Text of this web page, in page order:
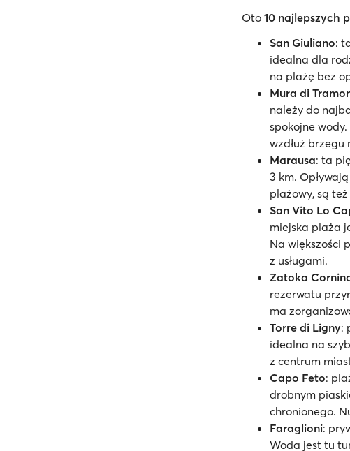
Oto 10 najlepszych
San Giuliano:
idealna dla
na plażę bez
Mura di
należy do
spokojne
wzdłuż brzegu
Marausa: ta
3 km.
plażowy, są
San Vito Lo
miejska plaża
Na większości
z usługami.
Zatoka
rezerwatu
ma
Torre di Ligny:
idealna na
z centrum
Capo Feto:
drobnym
chronionego.
Faraglioni:
Woda jest tu